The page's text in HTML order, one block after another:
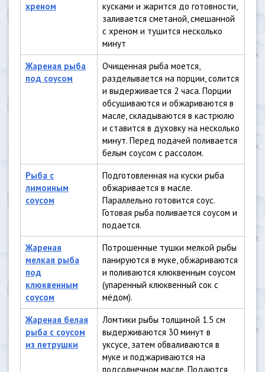
хреном
кусками и жарится до готовности,
заливается сметаной, смешанной
с хреном и тушится несколько
минут
Жареная рыба
под соусом
Очищенная рыба моется,
разделывается на порции, солится
и выдерживается 2 часа. Порции
обсушиваются и обжариваются в
масле, складываются в кастрюлю
и ставится в духовку на несколько
минут. Перед подачей поливается
белым соусом с рассолом.
Рыба с
лимонным
соусом
Подготовленная на куски рыба
обжаривается в масле.
Параллельно готовится соус.
Готовая рыба поливается соусом и
подается.
Жареная
мелкая рыба
под
клюквенным
соусом
Потрошенные тушки мелкой рыбы
панируются в муке, обжариваются
и поливаются клюквенным соусом
(упаренный клюквенный сок с
мёдом).
Жареная белая
рыба с соусом
из петрушки
Ломтики рыбы толщиной 1.5 см
выдерживаются 30 минут в
уксусе, затем обваливаются в
муке и поджариваются на
подсолнечном масле. Подаются